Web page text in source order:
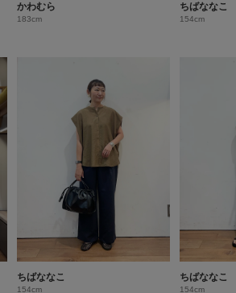
かわむら
183cm
ちばななこ
154cm
ちばななこ
154cm
ちばななこ
154cm